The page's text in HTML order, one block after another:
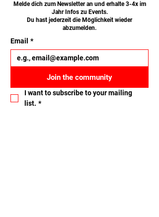
Melde dich zum Newsletter an und erhalte 3-4x im
Jahr Infos zu Events.
Du hast jederzeit die Möglichkeit wieder
abzumelden.
Email *
Join the community
I want to subscribe to your mailing
list. *